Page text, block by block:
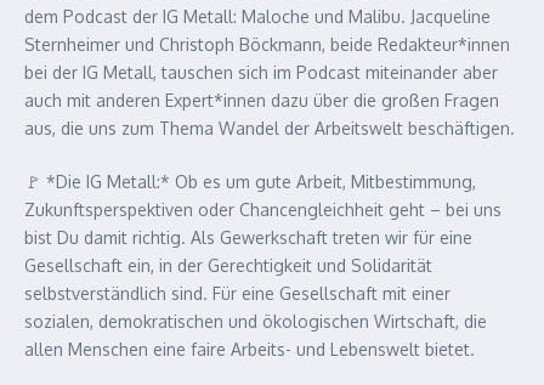
dem Podcast der IG Metall: Maloche und Malibu. Jacqueline
Sternheimer und Christoph Böckmann, beide Redakteur*innen
bei der IG Metall, tauschen sich im Podcast miteinander aber
auch mit anderen Expert*innen dazu über die großen Fragen
aus, die uns zum Thema Wandel der Arbeitswelt beschäftigen.
🚩 *Die IG Metall:* Ob es um gute Arbeit, Mitbestimmung,
Zukunftsperspektiven oder Chancengleichheit geht – bei uns
bist Du damit richtig. Als Gewerkschaft treten wir für eine
Gesellschaft ein, in der Gerechtigkeit und Solidarität
selbstverständlich sind. Für eine Gesellschaft mit einer
sozialen, demokratischen und ökologischen Wirtschaft, die
allen Menschen eine faire Arbeits- und Lebenswelt bietet.